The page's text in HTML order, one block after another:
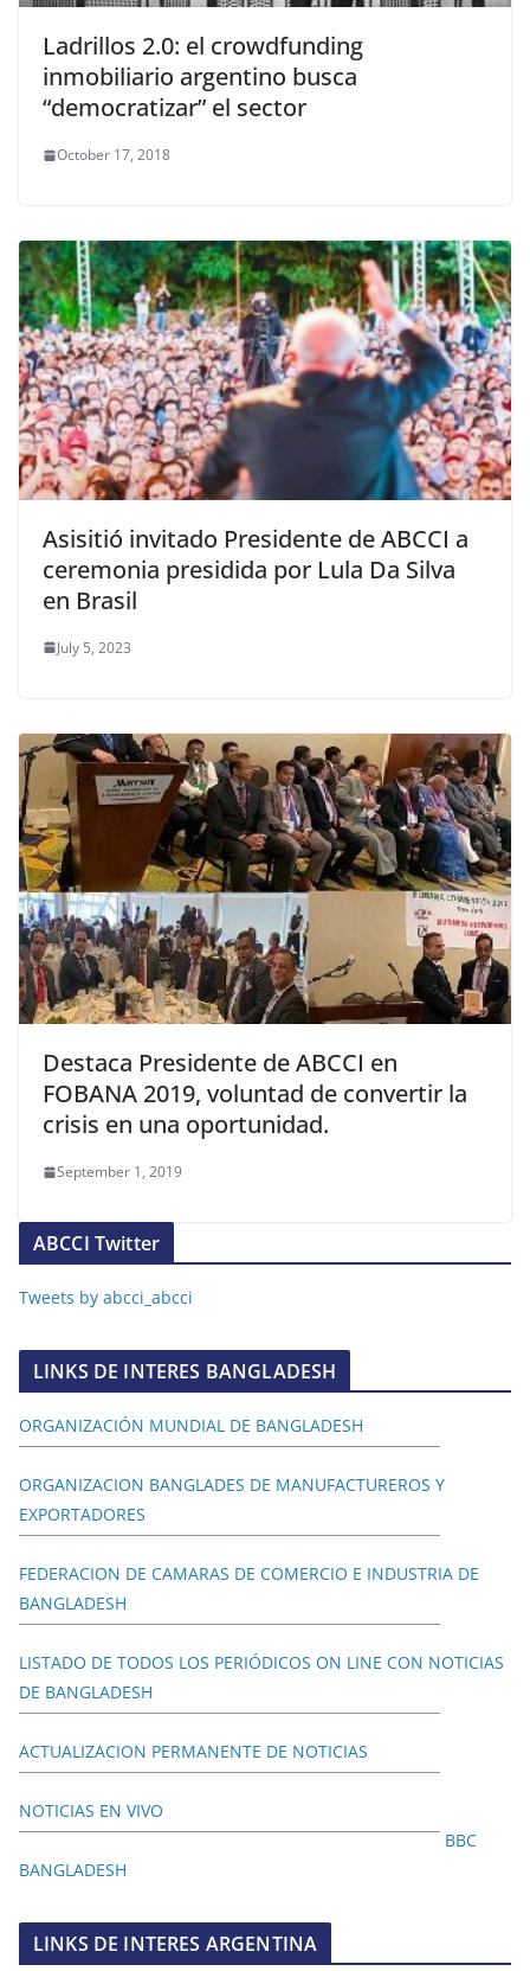
Ladrillos 2.0: el crowdfunding
inmobiliario argentino busca
“democratizar” el sector
October 17, 2018
Asisitió invitado Presidente de ABCCI a
ceremonia presidida por Lula Da Silva
en Brasil
July 5, 2023
Destaca Presidente de ABCCI en
FOBANA 2019, voluntad de convertir la
crisis en una oportunidad.
September 1, 2019
ABCCI Twitter
Tweets by abcci_abcci
LINKS DE INTERES BANGLADESH
ORGANIZACIÓN MUNDIAL DE BANGLADESH
ORGANIZACION BANGLADES DE MANUFACTUREROS Y
EXPORTADORES
FEDERACION DE CAMARAS DE COMERCIO E INDUSTRIA DE
BANGLADESH
LISTADO DE TODOS LOS PERIÓDICOS ON LINE CON NOTICIAS
DE BANGLADESH
ACTUALIZACION PERMANENTE DE NOTICIAS
NOTICIAS EN VIVO
BBC
BANGLADESH
LINKS DE INTERES ARGENTINA